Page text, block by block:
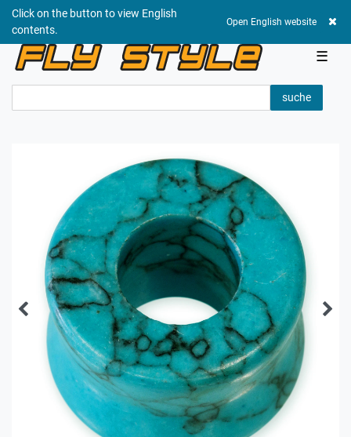
Click on the button to view English
contents.
Open English website
☰
suche